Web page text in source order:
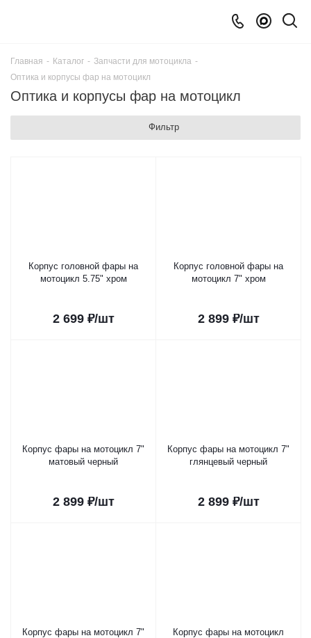
Главная - Каталог - Запчасти для мотоцикла -
Оптика и корпусы фар на мотоцикл
Оптика и корпусы фар на мотоцикл
Фильтр
Корпус головной фары на
мотоцикл 5.75" хром
2 699₽/шт
Корпус головной фары на
мотоцикл 7" хром
2 899₽/шт
Корпус фары на мотоцикл 7"
матовый черный
2 899₽/шт
Корпус фары на мотоцикл 7"
глянцевый черный
2 899₽/шт
Корпус фары на мотоцикл 7"
Корпус фары на мотоцикл